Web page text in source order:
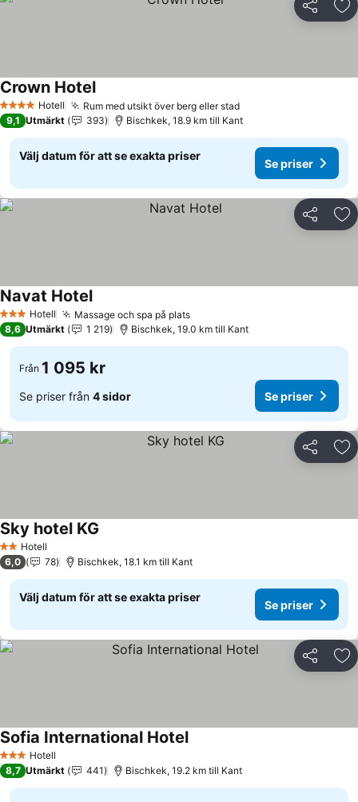
Dela
4 StjärnorHotell Rum med utsikt över berg eller stadSe priser
Crown HotelSe priser
9,1 Utmärkt 393 Bischkek, 18.9 km till Kant
Välj datum för att se exakta priser
Se priser
Dela
3 StjärnorHotell Massage och spa på platsSe priser
Navat HotelSe priser
8,6 Utmärkt 1 219 Bischkek, 19.0 km till Kant
Från 1 095 kr
Se priser från 4 sidor Se priser
Dela
2 Stjärnor
Hotell
Sky hotel KG
6,0 78 Bischkek, 18.1 km till Kant
Välj datum för att se exakta priser
Se priser
Dela
3 StjärnorHotell
Sofia International HotelSe priser
8,7 Utmärkt 441 Bischkek, 19.2 km till Kant